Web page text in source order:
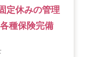
定休みの管理
種保険完備